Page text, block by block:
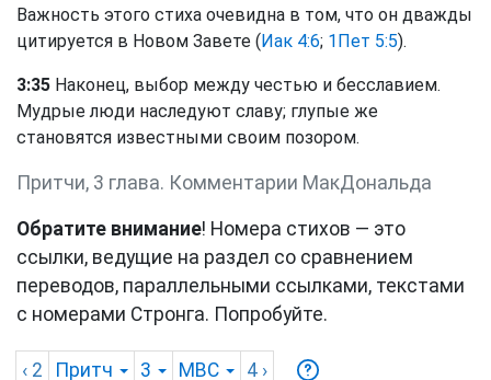
Важность этого стиха очевидна в том, что он дважды
цитируется в Новом Завете (Иак 4:6; 1Пет 5:5).
3:35 Наконец, выбор между честью и бесславием.
Мудрые люди наследуют славу; глупые же
становятся известными своим позором.
Притчи, 3 глава. Комментарии МакДональда
Обратите внимание! Номера стихов — это
ссылки, ведущие на раздел со сравнением
переводов, параллельными ссылками, текстами
с номерами Стронга. Попробуйте.
‹ 2 Притч 3 MBC 4 ›